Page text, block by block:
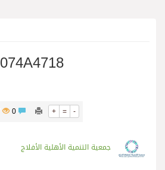
074A4718
+ = -
397
جمعية التنمية الأهلية الأفلاج